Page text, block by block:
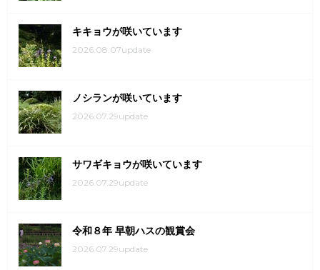
キキョウが咲いています
2026.08.07update
ノシランが咲いています
2026.07.29update
サワギキョウが咲いています
2026.07.29update
令和８年 早朝ハスの観賞会
2026.07.29update